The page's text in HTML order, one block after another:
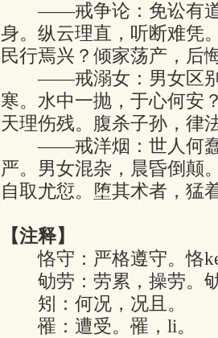
——戒争论：免讼有道
身。纵云理直，听断难凭
民行焉兴？倾家荡产，后
——戒溺女：男女区别
寒。水中一抛，于心何安
天理伤残。腹杀子孙，律
——戒洋烟：世人何蠢
严。男女混杂，晨昏倒颠
自取尤愆。堕其术者，猛
【注释】
恪守：严格遵守。恪
劬劳：劳累，操劳。
矧：何况，况且。
罹：遭受。罹，li。